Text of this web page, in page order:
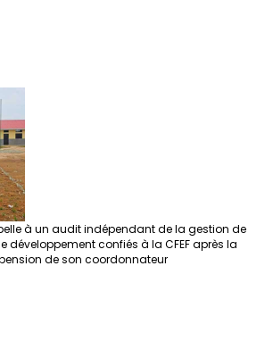
à un audit indépendant de la gestion de
développement confiés à la CFEF après la
de son coordonnateur